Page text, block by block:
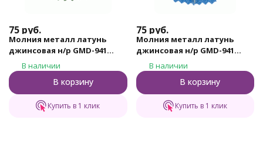
75 руб.
Молния металл латунь
джинсовая н/р GMD-941
Gamma, тип 4, 18 см (315 -
Хаки)
В наличии
В корзину
Купить в 1 клик
75 руб.
Молния металл латунь
джинсовая н/р GMD-941
Gamma, тип 4, 18 см (185 -
Небесно - синий)
В наличии
В корзину
Купить в 1 клик